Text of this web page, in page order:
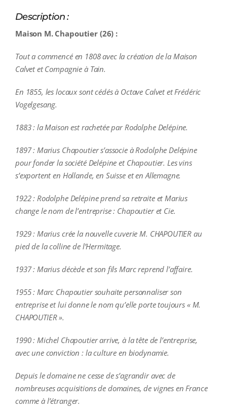
Description :
Maison M. Chapoutier (26) :
Tout a commencé en 1808 avec la création de la Maison
Calvet et Compagnie à Tain.
En 1855, les locaux sont cédés à Octave Calvet et Frédéric
Vogelgesang.
1883 : la Maison est rachetée par Rodolphe Delépine.
1897 : Marius Chapoutier s’associe à Rodolphe Delépine
pour fonder la société Delépine et Chapoutier. Les vins
s’exportent en Hollande, en Suisse et en Allemagne.
1922 : Rodolphe Delépine prend sa retraite et Marius
change le nom de l’entreprise : Chapoutier et Cie.
1929 : Marius crée la nouvelle cuverie M. CHAPOUTIER au
pied de la colline de l’Hermitage.
1937 : Marius décède et son fils Marc reprend l’affaire.
1955 : Marc Chapoutier souhaite personnaliser son
entreprise et lui donne le nom qu’elle porte toujours « M.
CHAPOUTIER ».
1990 : Michel Chapoutier arrive, à la tête de l’entreprise,
avec une conviction : la culture en biodynamie.
Depuis le domaine ne cesse de s’agrandir avec de
nombreuses acquisitions de domaines, de vignes en France
comme à l’étranger.